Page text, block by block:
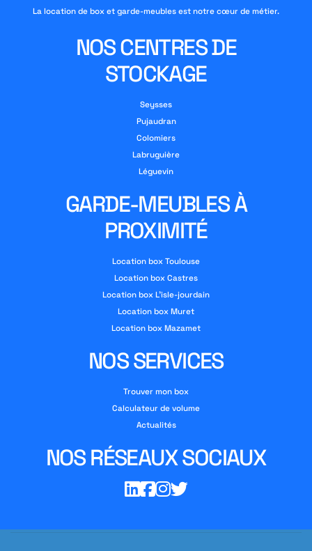
La location de box et garde-meubles est notre cœur de métier.
NOS CENTRES DE
STOCKAGE
Seysses
Pujaudran
Colomiers
Labruguière
Léguevin
GARDE-MEUBLES À
PROXIMITÉ
Location box Toulouse
Location box Castres
Location box L’isle-jourdain
Location box Muret
Location box Mazamet
NOS SERVICES
Trouver mon box
Calculateur de volume
Actualités
NOS RÉSEAUX SOCIAUX